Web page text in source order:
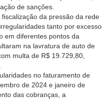
de sanções.
da pressão da rede
tanto por excesso
em diferentes pontos da
na lavratura de auto de
multa de R$ 19.729,80,
no faturamento de
de 2024 e janeiro de
das cobranças, a